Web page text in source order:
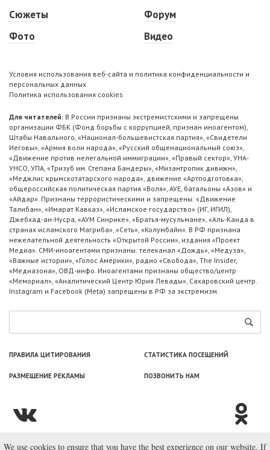
Сюжеты
Фото
Форум
Видео
Условия использования веб-сайта и политика конфиденциальности и
персональных данных
Политика использования cookies
Для читателей: В России признаны экстремистскими и запрещены
организации ФБК (Фонд борьбы с коррупцией, признан иноагентом),
Штабы Навального, «Национал-большевистская партия», «Свидетели
Иеговы», «Армия воли народа», «Русский общенациональный союз»,
«Движение против нелегальной иммиграции», «Правый сектор», УНА-
УНСО, УПА, «Тризуб им. Степана Бандеры», «Мизантропик дивижн»,
«Меджлис крымскотатарского народа», движение «Артподготовка»,
общероссийская политическая партия «Воля», АУЕ, батальоны «Азов» и
«Айдар». Признаны террористическими и запрещены: «Движение
Талибан», «Имарат Кавказ», «Исламское государство» (ИГ, ИГИЛ),
Джебхад-ан-Нусра, «АУМ Синрике», «Братья-мусульмане», «Аль-Каида в
странах исламского Магриба», «Сеть», «Колумбайн». В РФ признана
нежелательной деятельность «Открытой России», издания «Проект
Медиа». СМИ-иноагентами признаны: телеканал «Дождь», «Медуза»,
«Важные истории», «Голос Америки», радио «Свобода», The Insider,
«Медиазона», ОВД-инфо. Иноагентами признаны общество/центр
«Мемориал», «Аналитический Центр Юрия Левады», Сахаровский центр.
Instagram и Facebook (Metа) запрещены в РФ за экстремизм.
ПРАВИЛА ЦИТИРОВАНИЯ СТАТИСТИКА ПОСЕЩЕНИЙ
РАЗМЕЩЕНИЕ РЕКЛАМЫ ПОЗВОНИТЬ НАМ
© ООО «Лаборатория Новоcтей», 2003—2026.
We use cookies to ensure that you have the best experience on our website. If